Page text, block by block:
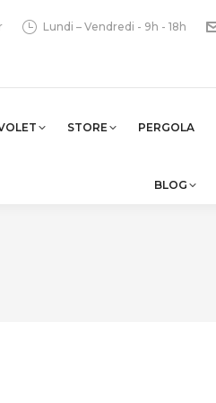
Lundi – Vendredi - 9h - 18h
STORE PERGOLA
BLOG